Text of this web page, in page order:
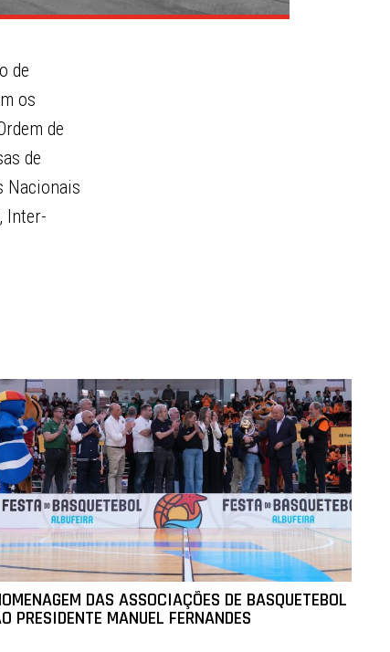
de
os
de
de
Nacionais
Inter-
DAS ASSOCIAÇÕES DE BASQUETEBOL
PRESIDENTE MANUEL FERNANDES